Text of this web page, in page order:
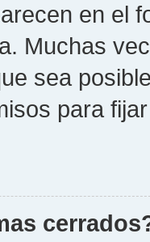
en el
Muchas
sea
para